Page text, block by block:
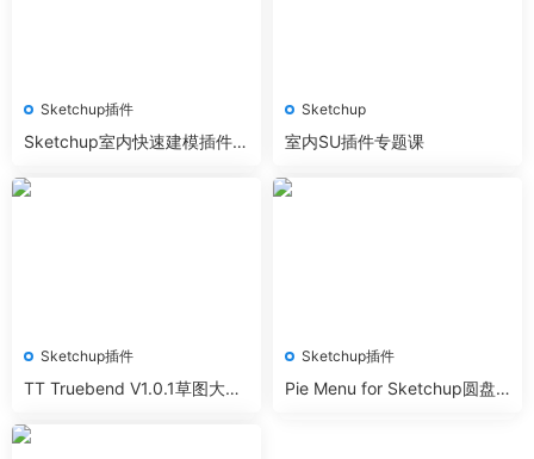
Sketchup插件
Sketchup室内快速建模插件Di
Sketchup
室内SU插件专题课
Sketchup插件
TT Truebend V1.0.1草图大师
Sketchup插件
Pie Menu for Sketchup圆盘